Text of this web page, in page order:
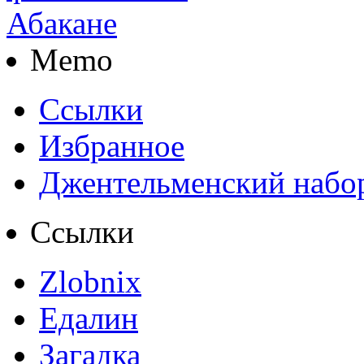
Memo
Ссылки
Избранное
Джентельменский
Ссылки
Zlobnix
Едалин
Загадка